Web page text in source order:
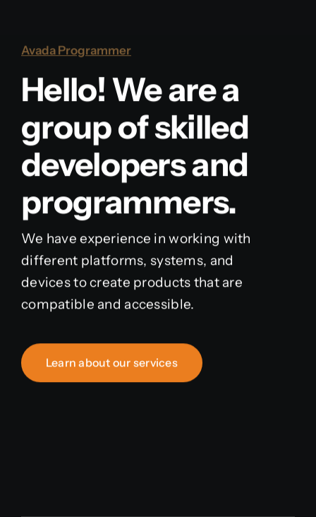
Avada Programmer
Hello! We are a
group of skilled
developers and
programmers.
We have experience in working with
different platforms, systems, and
devices to create products that are
compatible and accessible.
Learn about our services